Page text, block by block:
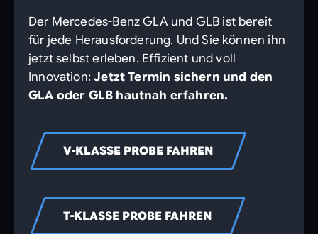
Der Mercedes-Benz GLA und GLB ist bereit
für jede Herausforderung. Und Sie können ihn
jetzt selbst erleben. Effizient und voll
Innovation:Jetzt Termin sichern und den
GLA oder GLB hautnah erfahren.
V-KLASSE PROBE FAHREN
T-KLASSE PROBE FAHREN